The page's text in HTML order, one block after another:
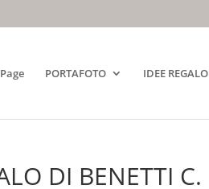
PORTAFOTO IDEE REGALO
DI BENETTI C.